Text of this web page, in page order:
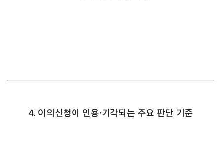
4. 이의신청이 인용·기각되는 주요 판단 기준